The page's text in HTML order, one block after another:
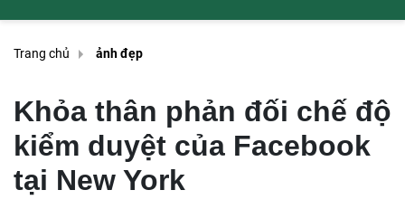
Trang chủ ảnh đẹp
Khỏa thân phản đối chế độ
kiểm duyệt của Facebook
tại New York